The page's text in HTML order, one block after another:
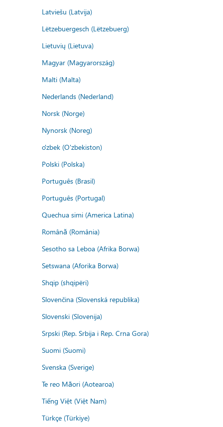
Latviešu (Latvija)
Lëtzebuergesch (Lëtzebuerg)
Lietuvių (Lietuva)
Magyar (Magyarország)
Malti (Malta)
Nederlands (Nederland)
Norsk (Norge)
Nynorsk (Noreg)
o'zbek (O'zbekiston)
Polski (Polska)
Português (Brasil)
Português (Portugal)
Quechua simi (America Latina)
Română (România)
Sesotho sa Leboa (Afrika Borwa)
Setswana (Aforika Borwa)
Shqip (shqipëri)
Slovenčina (Slovenská republika)
Slovenski (Slovenija)
Srpski (Rep. Srbija i Rep. Crna Gora)
Suomi (Suomi)
Svenska (Sverige)
Te reo Māori (Aotearoa)
Tiếng Việt (Việt Nam)
Türkçe (Türkiye)